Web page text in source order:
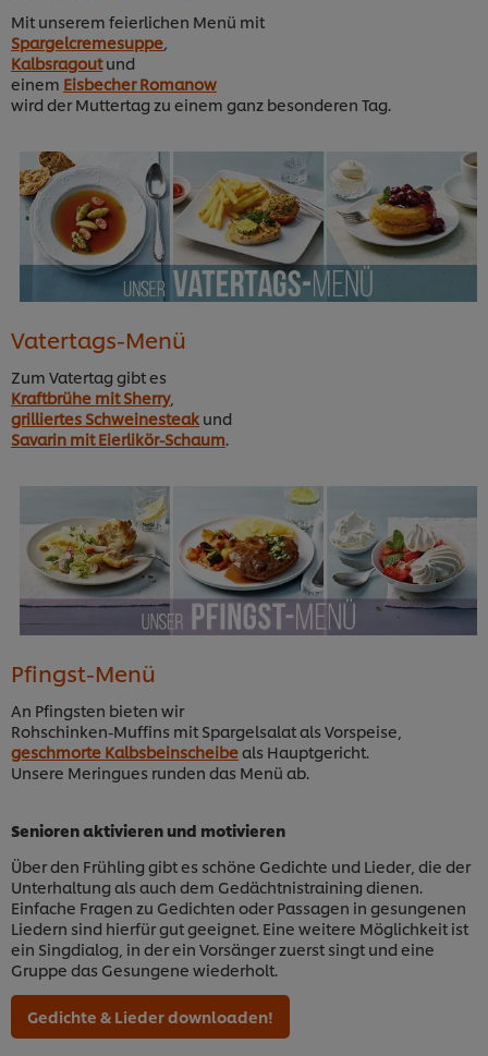
Mit unserem feierlichen Menü mit
Spargelcremesuppe,
Kalbsragoutund
einem Eisbecher Romanow
wird der Muttertag zu einem ganz besonderen Tag.
Vatertags-Menü
Zum Vatertag gibt es
Kraftbrühe mit Sherry,
grilliertes Schweinesteak und
Savarin mit Eierlikör-Schaum
Pfingst-Menü
An Pfingsten bieten wir
Rohschinken-Muffins mit Spargelsalatals Vorspeise,
geschmorte Kalbsbeinscheibeals Hauptgericht.
Unsere Meringues runden das Menü ab.
Senioren aktivieren und motivieren
Über den Frühling gibt es schöne Gedichte und Lieder, die der
Unterhaltung als auch dem Gedächtnistraining dienen.
Einfache Fragen zu Gedichten oder Passagen in gesungenen
Liedern sind hierfür gut geeignet. Eine weitere Möglichkeit ist
ein Singdialog, in der ein Vorsänger zuerst singt und eine
Gruppe das Gesungene wiederholt.
Gedichte & Lieder downloaden!